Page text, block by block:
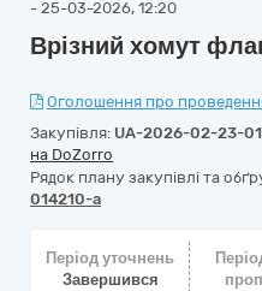
- 25-03-2026, 12:20
Врізний хомут
Оголошення про
Закупівля: UA-2026-02-23-
на DoZorro
Рядок плану закупівлі та
014210-a
Період уточнень
Завершився